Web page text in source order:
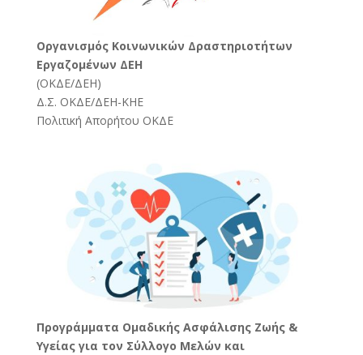
Oργανισμός Κοινωνικών Δραστηριοτήτων
Εργαζομένων ΔΕΗ
(ΟΚΔΕ/ΔΕΗ)
Δ.Σ. ΟΚΔΕ/ΔΕΗ-ΚΗΕ
Πολιτική Απορήτου ΟΚΔΕ
Προγράμματα Ομαδικής Ασφάλισης Ζωής &
Υγείας για τον Σύλλογο Μελών και